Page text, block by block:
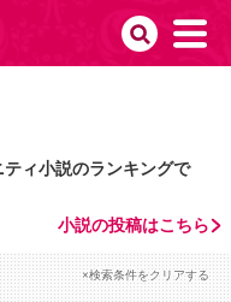
ィ小説のランキングで
小説の投稿はこちら
×検索条件をクリアする